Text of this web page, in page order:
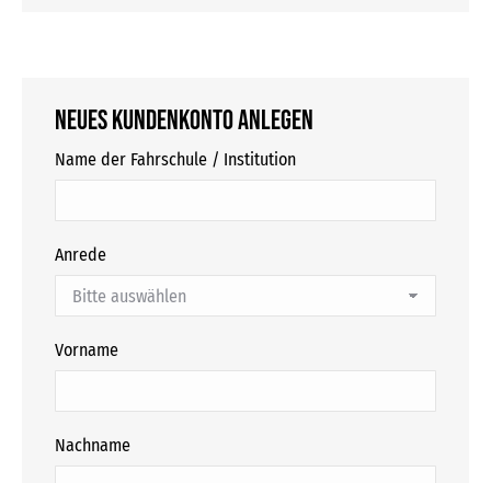
Neues Kundenkonto anlegen
Name der Fahrschule / Institution
Anrede
Vorname
Nachname